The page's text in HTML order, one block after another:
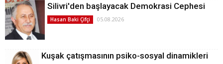
Silivri'den başlayacak Demokrasi Cephesi
Hasan Baki Çifçi 05.08.2026
Kuşak çatışmasının psiko-sosyal dinamikleri